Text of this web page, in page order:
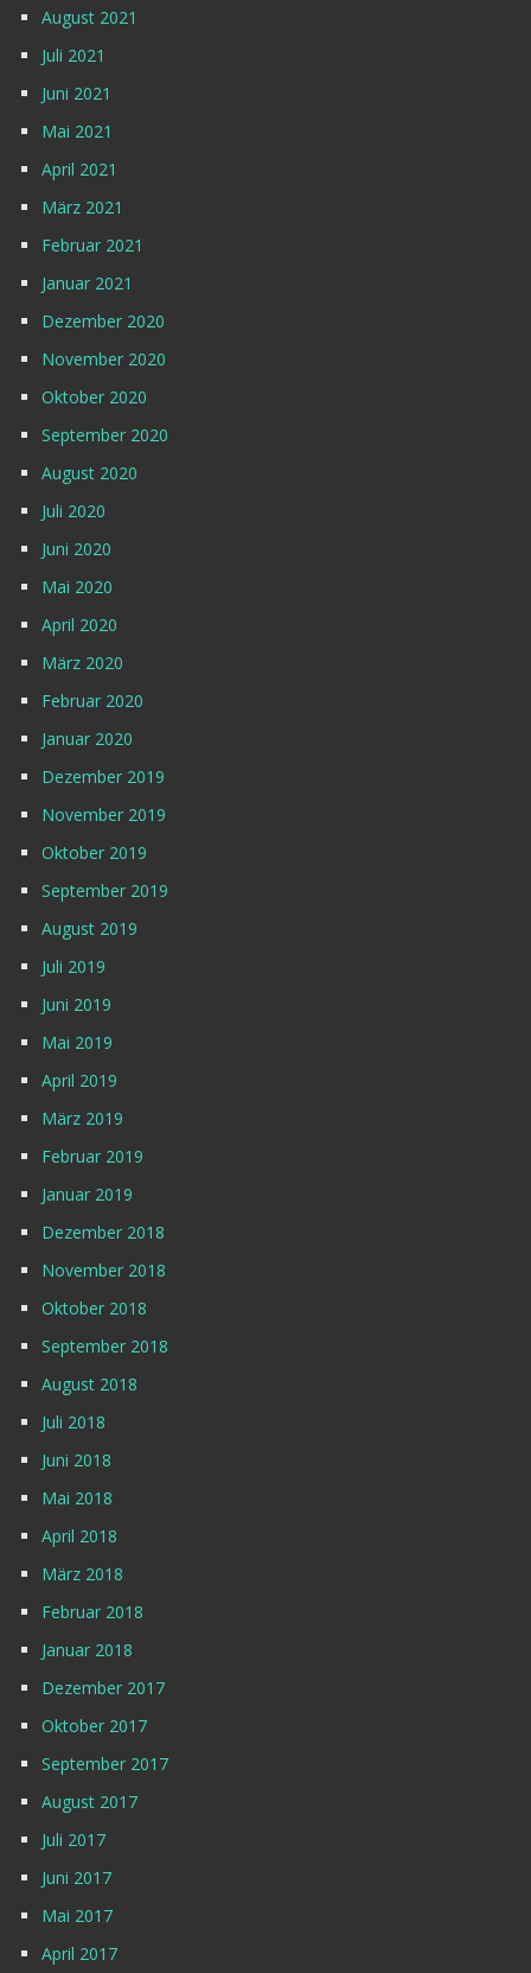
August 2021
Juli 2021
Juni 2021
Mai 2021
April 2021
März 2021
Februar 2021
Januar 2021
Dezember 2020
November 2020
Oktober 2020
September 2020
August 2020
Juli 2020
Juni 2020
Mai 2020
April 2020
März 2020
Februar 2020
Januar 2020
Dezember 2019
November 2019
Oktober 2019
September 2019
August 2019
Juli 2019
Juni 2019
Mai 2019
April 2019
März 2019
Februar 2019
Januar 2019
Dezember 2018
November 2018
Oktober 2018
September 2018
August 2018
Juli 2018
Juni 2018
Mai 2018
April 2018
März 2018
Februar 2018
Januar 2018
Dezember 2017
Oktober 2017
September 2017
August 2017
Juli 2017
Juni 2017
Mai 2017
April 2017